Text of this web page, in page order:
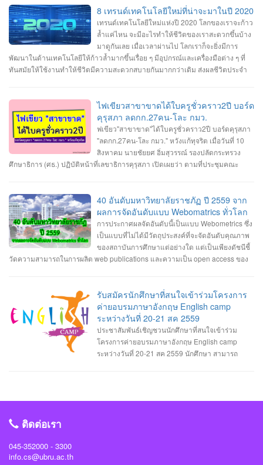
เว็บไซต์ https://admission.ubru.ac.th/ รายละเอียด เกณฑ์ คุณสมบัติ การรับสมัคร
https://misdoc.ubru.ac.th/tcas.../anouncement2566_22_7.pdf ติดต่อสอบถาม
045-352-000 ต่อ 5601 หรือ 045-352-144, 045-352-147
8 เทรนด์เทคโนโลยีใหม่ที่น่าจะมาในปี 2020
เทรนด์เทคโนโลยีใหม่แห่งปี 2020 โลกของเราจะก้าว
ล้ำแค่ไหน จะมีอะไรทำให้ชีวิตของเราสะดวกขึ้นบ้าง
มาดูกันเลย เมื่อเวลาผ่านไป โลกเราก็จะยิ่งมีการ
พัฒนาในด้านเทคโนโลยีให้ก้าวล้ำมากขึ้นเรื่อย ๆ มีอุปกรณ์และเครื่องมือต่าง ๆ ที่
ทันสมัยให้ใช้งานทำให้ชีวิตมีความสะดวกสบายกันมากกว่าเดิม ส่งผลชีวิตประจำ
ในปี 2020 นี้เราน่าจะได้เห็นเทคโนโลยีอะไรใหม่ ๆ เกิดขึ้นมาบ้าง ไปดูกันเลยกับ 8
เทรนด์เทคโนโลยีใหม่แห่งปี 2020 1. เครือข่ายมือถือ 5G เทคโนโลยี 5G ที่จะทำให้
โลกของเราก้าวเข้าไปสู่ยุคของ Internet of Things โลกที่ทุกสิ่งทุกอย่างเชื่อมต่อ
อินเทอร์เน็ต ซึ่งเครือข่าย 5G จะเริ่มถูกนำมาใช้งานกันแพร่หลายมากขึ้นทั้งในด้าน
ของผู้ให้บริการเครือข่ายและด้านของแบรนด์มือถือที่เริ่มผลิตมือถือรองรับ 5G ออก
มากันมากขึ้นในปี 2020 นี้ เทคโนโลยี 5G นั้นจะมีการพัฒนาประสิทธิภาพจาก 4G
ตอบสนองได้เร็วขึ้น รวมทั้งการใช้งาน eSIM ก็จะแพร่หลายมากขึ้นด้วยเช่นกัน 2. AI
กับหุ่นยนต์ เทคโนโลยี AI นั้นเริ่มถูกนำมาใช้เป็นฟีเจอร์ต่าง ๆ ในมือถือมาสักระยะ
แล้ว และในปี 2020 นี้ก็น่าจะถูกนำไปใช้กับอุปกรณ์อื่น ๆ ที่จะช่วยทำงานแทนมนุษย์
ได้มากขึ้น เช่น โดรนหรือหุ่นยนต์ที่สามารถทำหน้าที่ส่งของหรือทำงานต่าง ๆ ได้
ด้วยตัวเอง โดยไม่ต้องรอคำสั่งการจากมนุษย์ตลอดเวลา นอกจากนี้เครื่องใช้ไฟฟ้า
ในบ้านและอุปกรณ์ต่าง ๆ ในชีวิตประจำวันที่เป็น IoT และมี AI ในตัวก็จะแพร่หลาย
เหล่านี้มาอำนวยความสะดวกในชีวิตประจำวันมากยิ่งขึ้น และใช้แรงงานมนุษย์
น้อยลง เช่น ร้านขายของที่ไม่ต้องมีแคชเชียร์คอยเก็บเงิน ลูกค้าสามารถชำระเงิน
ด้วยตัวเองผ่านเครื่องอัตโนมัติได้เลย 4. บริการสตรีมมิ่งอันดุเดือด ในปี 2020 นี้จะ
เริ่มมีการแข่งขันของบริการสตรีมมิ่งกันมากขึ้น ไม่ว่าจะเป็นบริการฟังเพลงหรือดู
รายการทีวี ทั้งผู้ให้บริการรายเก่าอย่าง Spotify, Apple Music, Netflix และรายใหม่
อย่าง Apple TV+ หรือ Disney+ รวมทั้งในวงการเกมก็ยังมี Google Stadia ที่เริ่มหัน
แพทย์อาจได้ใช้เทคโนโลยีใหม่ ๆ มาพัฒนาการรักษาผู้คนให้มีประสิทธิภาพมากยิ่ง
การใช้เครื่องมือถือสำหรับตรวจจับการทำงานต่าง ๆ ภายในร่างกายและเก็บข้อมูล
แบบดิจิทัล 7. จุดจบของสื่อสิ่งพิมพ์ ในช่วงยุคหลัง ๆ ที่ผู้คนหันมาใช้สมาร์ตโฟนและ
ไฟเขียวสาขาขาดได้ใบครูชั่วคราว2ปี บอร์ด
คุรุสภา ลดกก.27คน-โละ กมว.
ฟเขียว"สาขาขาด"ได้ใบครูชั่วคราว2ปี บอร์ดคุรุสภา
"ลดกก.27คน-โละ กมว." หวังแก้ทุจริต เมื่อวันที่ 10
สิงหาคม นายชัยยศ อิ่มสุวรรณ์ รองปลัดกระทรวง
ศึกษาธิการ (ศธ.) ปฏิบัติหน้าที่เลขาธิการคุรุสภา เปิดเผยว่า ตามที่ประชุมคณะ
ขณะนี้คุรุสภาแก้ไขรายละเอียดและเตรียมเสนอร่างพ.ร.บ.สภาครูฯ ฉบับปรับปรุง ให้
ที่ประชุมคณะกรรมการคุรุสภา พิจารณาในวันที่ 29 สิงหาคมนี้ โดยสาระสำคัญที่
ปรับแก้ จะมีปัญหาและอุปสรรคใน 2 ประเด็นใหญ่ คือ ภาพลักษณ์ของกรรมการคุรุ
สภา ไม่ส่งผลต่อประสิทธิภาพการดำเนินงาน ตามภารกิจในฐานะสภาวิชาชีพอย่าง
แต่จริง และมีการดำเนินงานในลักษณะทุจริตทางนโยบาย ซึ่งสาเหตุของปัญหา มา
จากสัดส่วนกรรมการคุรุสภาไม่สมดุล และมีที่มาไม่โปร่งใส รวมถึงยังมีความซ้ำ
คุรุสภาให้เหมาะสม จาก 39 เหลือ 27 คน แต่ยังคงมีตัวแทนจากทุกภาคส่วนตาม
หลักของสภาวิชาชีพ เพิ่มอายุสูงสุดในคุณสมบัติของกรรมการไม่เกิน 70 ปี และยก
เลิกกมว. โดยเพิ่มคณะกรรมการจรรยาบรรณ ทำหน้าที่พิจารณาการประพฤติผิด
จรรยาบรรณของวิชาชีพ และยกเว้นหน้าที่ของคณะกรรมการคุรุสภาในการ
พิจารณาจรรยาบรรณของวิชาชีพ อ่านต่อได้ที่: http://www.kruwandee.com/news-
40 อันดับมหาวิทยาลัยราชภัฏ ปี 2559 จาก
ผลการจัดอันดับแบบ Webomatrics ทั่วโลก
การประกาศผลจัดอันดับนี้เป็นแบบ Webometrics ซึ่ง
เป็นแบบที่ไม่ได้มีวัตถุประสงค์ที่จะจัดอันดับคุณภาพ
ของสถาบันการศึกษาแต่อย่างใด แต่เป็นเพียงดัชนีชี้
วัดความสามารถในการผลิต web publications และความเป็น open access ของ
เรารู้จักกันดี ที่เรียกว่า bibliometric indicators เท่านั้น หรือมองอีกแง่หนึ่งก็คือ วัด
ความสามารถในการเป็น "มหาวิทยาลัยอิเล็กทรอนิกส์ (E-university)" นั่นเอง
รับสมัครนักศึกษาที่สนใจเข้าร่วมโครงการ
ค่ายอบรมภาษาอังกฤษ English camp
ระหว่างวันที่ 20-21 สค 2559
ประชาสัมพันธ์เชิญชวนนักศึกษาที่สนใจเข้าร่วม
โครงการค่ายอบรมภาษาอังกฤษ English camp
ระหว่างวันที่ 20-21 สค 2559 นักศึกษา สามารถ
เทคโนโลยีติดต่อรับใบสมัครได้ที่อาจารย์นิธินันท์ นาครินทร์ 4.สาขาวิทยาการ
ภายในวันที่ 11 สค 2559 ครับ
ติดต่อเรา
045-352000 - 3300
info.cs@ubru.ac.th